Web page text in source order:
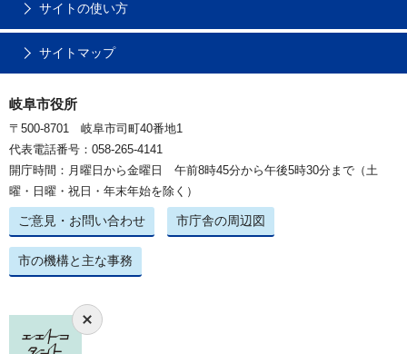
サイトの使い方
サイトマップ
岐阜市役所
〒500-8701 岐阜市司町40番地1
代表電話番号：058-265-4141
開庁時間：月曜日から金曜日 午前8時45分から午後5時30分まで（土
曜・日曜・祝日・年末年始を除く）
ご意見・お問い合わせ 市庁舎の周辺図
市の機構と主な事務